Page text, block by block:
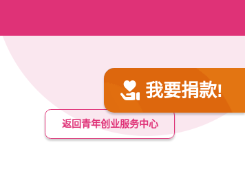
我要捐款!
返回青年创业服务中心